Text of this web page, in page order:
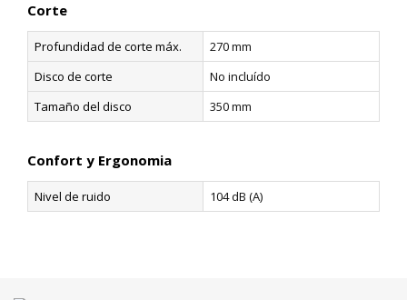
Corte
Profundidad de corte máx.
270 mm
Disco de corte
No incluído
Tamaño del disco
350 mm
Confort y Ergonomia
Nivel de ruido 104 dB (A)